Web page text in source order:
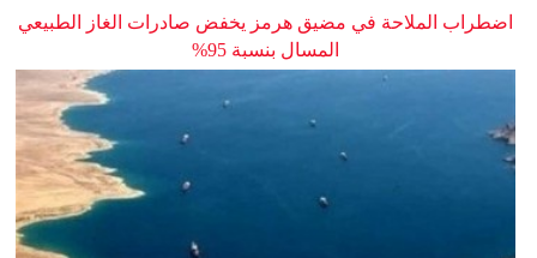
اضطراب الملاحة في مضيق هرمز يخفض صادرات الغاز الطبيعي
المسال بنسبة 95%